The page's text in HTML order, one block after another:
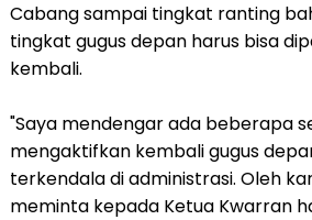
Cabang sampai tingkat ranting
tingkat gugus depan harus bisa
kembali.
"Saya mendengar ada beberapa
mengaktifkan kembali gugus
terkendala di administrasi. Oleh
meminta kepada Ketua Kwarran